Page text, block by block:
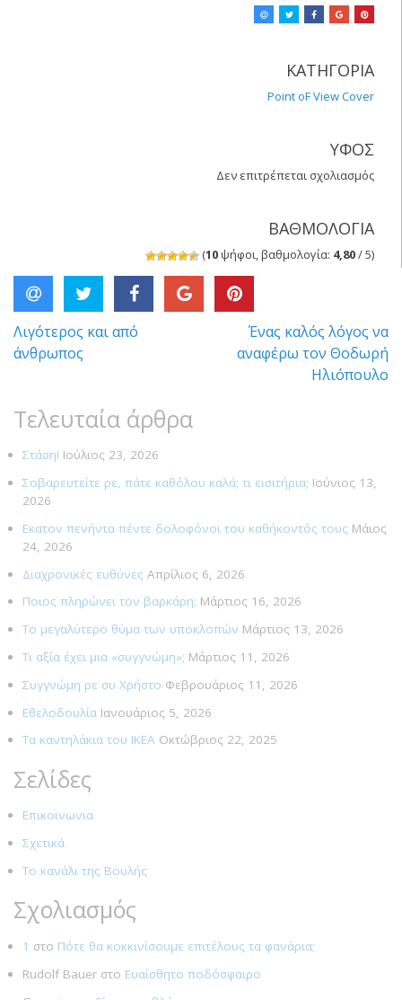
ΚΑΤΗΓΟΡΙΑ
Point oF View Cover
ΥΦΟΣ
Δεν επιτρέπεται σχολιασμός
ΒΑΘΜΟΛΟΓΙΑ
(10ψήφοι, βαθμολογία: 4,80/ 5)
Πλοήγηση
Λιγότερος και από
άνθρωπος
Ένας καλός λόγος να
αναφέρω τον Θοδωρή
Ηλιόπουλο
Τελευταία άρθρα
Στάση! Ιούλιος 23, 2026
Σοβαρευτείτε ρε, πάτε καθόλου καλά; τι εισιτήρια; Ιούνιος 13,
2026
Εκατον πενήντα πέντε δολοφόνοι του καθήκοντός τους Μάιος
24, 2026
Διαχρονικές ευθύνες Απρίλιος 6, 2026
Ποιος πληρώνει τον βαρκάρη; Μάρτιος 16, 2026
Το μεγαλύτερο θύμα των υποκλοπών Μάρτιος 13, 2026
Τι αξία έχει μια «συγγνώμη»; Μάρτιος 11, 2026
Συγγνώμη ρε συ Χρήστο Φεβρουάριος 11, 2026
Εθελοδουλία Ιανουάριος 5, 2026
Τα καντηλάκια του ΙΚΕΑ Οκτώβριος 22, 2025
Σελίδες
Επικοινωνια
Σχετικά
Το κανάλι της Βουλής
Σχολιασμός
1 στο Πότε θα κοκκινίσουμε επιτέλους τα φανάρια;
Rudolf Bauer στο Ευαίσθητο ποδόσφαιρο